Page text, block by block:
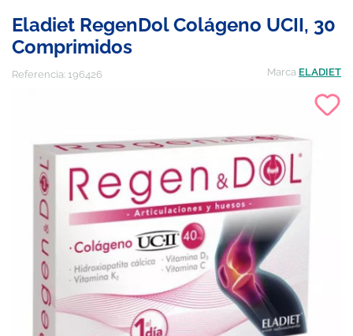
Eladiet RegenDol Colágeno UCII, 30
Comprimidos
Referencia: 196426 Marca ELADIET